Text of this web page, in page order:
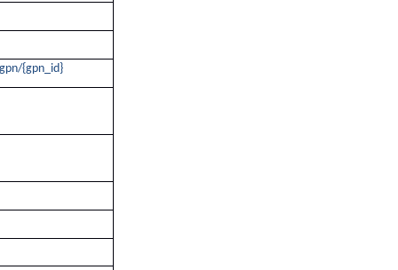
{gpn_id}